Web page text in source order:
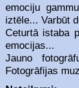
emociju
iztēle... Varbūt
Ceturtā istaba
emocijas...
Jauno
Fotogrāfijas